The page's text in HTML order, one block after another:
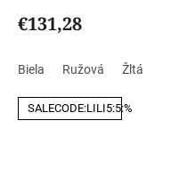
€131,28
Biela Ružová Žltá
SALECODE:LILI5:5:%